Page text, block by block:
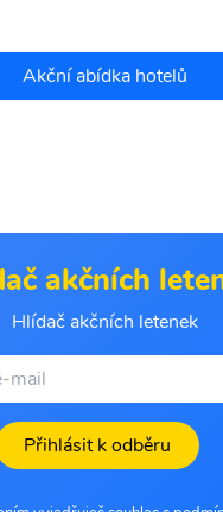
Akční abídka hotelů
akčních
Hlídač akčních letenek
Přihlásit k odběru